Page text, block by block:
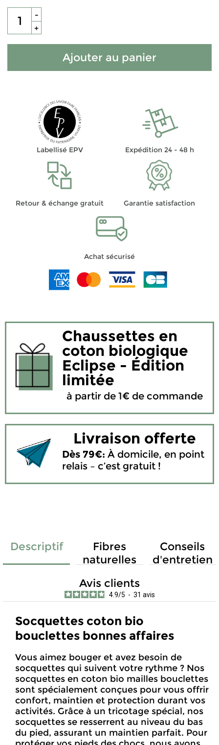
-
+
Ajouter au panier
Labellisé EPV Expédition 24 - 48 h
Retour & échange gratuit Garantie satisfaction
Achat sécurisé
Chaussettes en
coton biologique
Eclipse - Édition
limitée
à partir de 1€ de commande
Livraison offerte
Dès 79€: À domicile, en point
relais – c’est gratuit !
Descriptif
Socquettes coton bio
bouclettes bonnes affaires
Vous aimez bouger et avez besoin de
socquettes qui suivent votre rythme ? Nos
socquettes en coton bio mailles bouclettes
sont spécialement conçues pour vous offrir
confort, maintien et protection durant vos
activités. Grâce à un tricotage spécial, nos
socquettes se resserrent au niveau du bas
du pied, assurant un maintien parfait. Pour
Fibres
naturelles
Conseils
d'entretien
Avis clients
4.9/5 - 31 avis